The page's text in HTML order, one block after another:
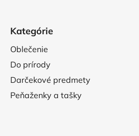
Kategórie
Oblečenie
Do prírody
Darčekové predmety
Peňaženky a tašky